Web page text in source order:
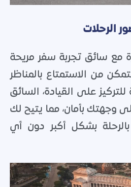
الرحلات
مع سائق تجربة سفر مريحة
من الاستمتاع بالمناظر
على القيادة، السائق
وجهتك بأمان، مما يتيح لك
بالرحلة بشكل أكبر دون أي